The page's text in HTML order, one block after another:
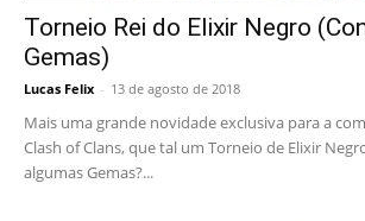
Torneio Rei do Elixir Negro
Gemas)
Lucas Felix - 13 de agosto de 2018
Mais uma grande novidade exclusiva para a
Clash of Clans, que tal um Torneio de Elixir
algumas Gemas?...